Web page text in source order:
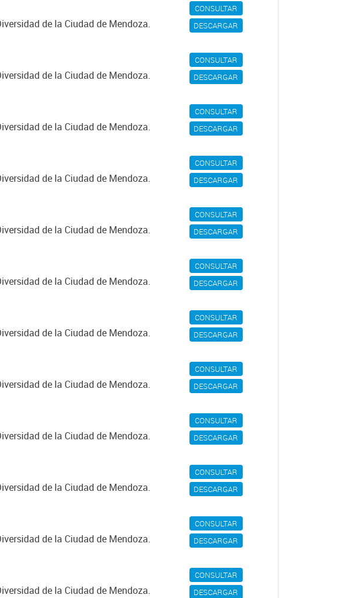
CONSULTAR
DESCARGAR
de la Ciudad de Mendoza.
CONSULTAR
DESCARGAR
de la Ciudad de Mendoza.
CONSULTAR
DESCARGAR
de la Ciudad de Mendoza.
CONSULTAR
DESCARGAR
de la Ciudad de Mendoza.
CONSULTAR
DESCARGAR
de la Ciudad de Mendoza.
CONSULTAR
DESCARGAR
de la Ciudad de Mendoza.
CONSULTAR
DESCARGAR
de la Ciudad de Mendoza.
CONSULTAR
DESCARGAR
de la Ciudad de Mendoza.
CONSULTAR
DESCARGAR
de la Ciudad de Mendoza.
CONSULTAR
DESCARGAR
de la Ciudad de Mendoza.
CONSULTAR
DESCARGAR
de la Ciudad de Mendoza.
CONSULTAR
DESCARGAR
de la Ciudad de Mendoza.